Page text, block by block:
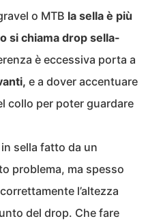
o MTB la sella è più
si chiama drop sella-
è eccessiva porta a
e a dover accentuare
collo per poter guardare
sella fatto da un
problema, ma spesso
l’altezza
del drop. Che fare